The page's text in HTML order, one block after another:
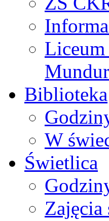
Liceum
Biblioteka
W
Świetlica